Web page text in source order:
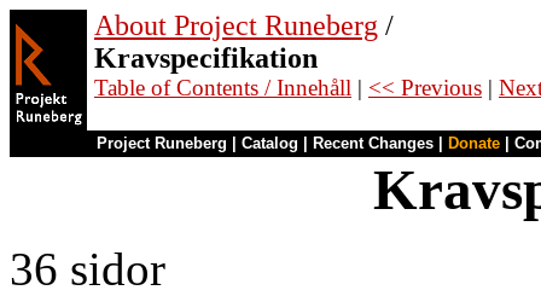
About Project Runeberg /
Kravspecifikation
Table of Contents / Innehåll | << Previous |
Project Runeberg Catalog Recent Changes Donate
36 sidor